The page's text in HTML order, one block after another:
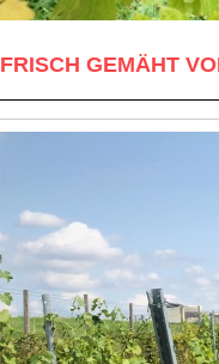
FRISCH GEMÄHT